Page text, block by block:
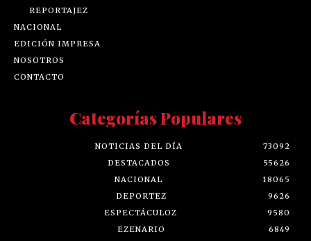
REPORTAJEZ
NACIONAL
EDICIÓN IMPRESA
NOSOTROS
CONTACTO
Categorías Populares
NOTICIAS DEL DÍA
73092
DESTACADOS
55626
NACIONAL
18065
DEPORTEZ
9626
ESPECTÁCULOZ
9580
EZENARIO
6849